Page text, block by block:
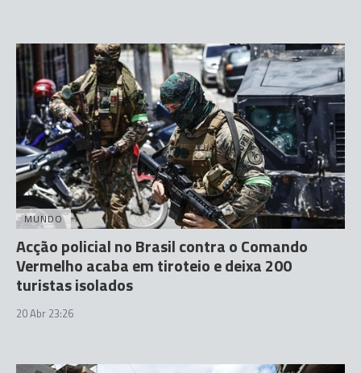
MUNDO
Acção policial no Brasil contra o Comando
Vermelho acaba em tiroteio e deixa 200
turistas isolados
20 Abr 23:26